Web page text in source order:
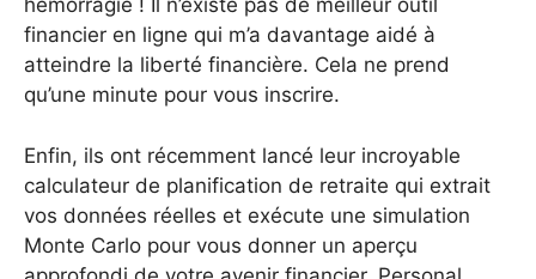
hémorragie ! Il n’existe pas de meilleur outil
financier en ligne qui m’a davantage aidé à
atteindre la liberté financière. Cela ne prend
qu’une minute pour vous inscrire.
Enfin, ils ont récemment lancé leur incroyable
calculateur de planification de retraite qui extrait
vos données réelles et exécute une simulation
Monte Carlo pour vous donner un aperçu